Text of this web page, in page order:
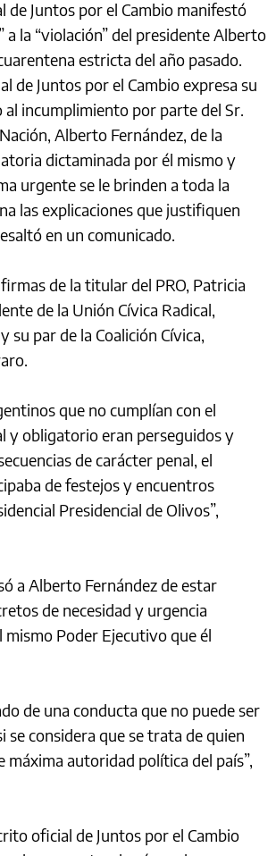
de Juntos por el Cambio manifestó
a la “violación” del presidente Alberto
estricta del año pasado.
de Juntos por el Cambio expresa su
incumplimiento por parte del Sr.
Alberto Fernández, de la
dictaminada por él mismo y
urgente se le brinden a toda la
las explicaciones que justifiquen
en un comunicado.
de la titular del PRO, Patricia
de la Unión Cívica Radical,
su par de la Coalición Cívica,
que no cumplían con el
y obligatorio eran perseguidos y
de carácter penal, el
de festejos y encuentros
Presidencial de Olivos”,
a Alberto Fernández de estar
de necesidad y urgencia
Poder Ejecutivo que él
de una conducta que no puede ser
se considera que se trata de quien
máxima autoridad política del país”,
oficial de Juntos por el Cambio